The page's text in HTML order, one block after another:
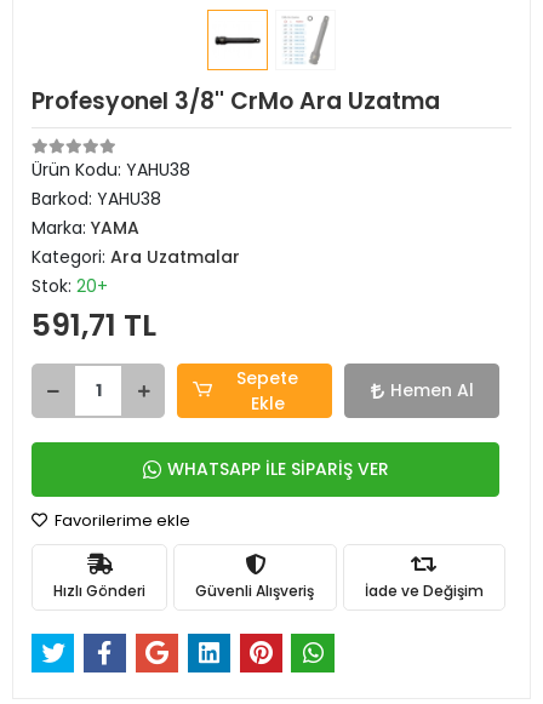
Profesyonel 3/8'' CrMo Ara Uzatma
Ürün Kodu: YAHU38
Barkod: YAHU38
Marka: YAMA
Kategori: Ara Uzatmalar
Stok: 20+
591,71 TL
Sepete
Ekle
Hemen Al
WHATSAPP İLE SİPARİŞ VER
Favorilerime ekle
Hızlı Gönderi Güvenli Alışveriş İade ve Değişim